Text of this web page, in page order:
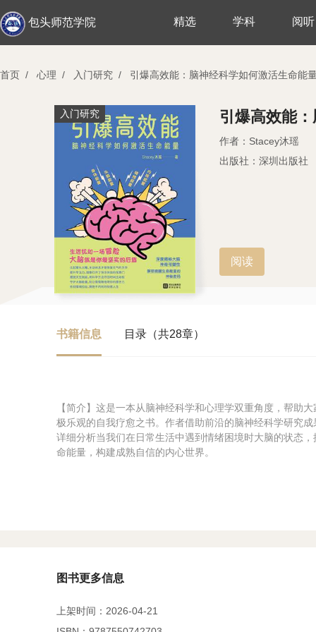
精选 学科 阅听
包头师范学院
首页 / 心理 / 入门研究 / 引爆高效能：脑神经科学如何激活生命能
入门研究 引爆高效能
作者：Stacey沐瑶
出版社：深圳出版社
阅读
书籍信息 目录（共28章）
【简介】这是一本从脑神经科学和心理学双重角度，帮助
极乐观的自我疗愈之书。作者借助前沿的脑神经科学研究
详细分析当我们在日常生活中遇到情绪困境时大脑的状态
命能量，构建成熟自信的内心世界。
图书更多信息
上架时间：2026-04-21